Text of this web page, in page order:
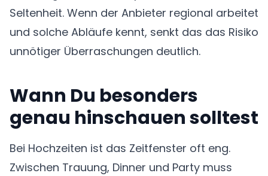
Seltenheit. Wenn der Anbieter regional arbeitet
und solche Abläufe kennt, senkt das das Risiko
unnötiger Überraschungen deutlich.
Wann Du besonders
genau hinschauen solltest
Bei Hochzeiten ist das Zeitfenster oft eng.
Zwischen Trauung, Dinner und Party muss